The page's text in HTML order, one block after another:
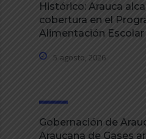
Histórico: Arauca
cobertura en el
Alimentación Escolar
5 agosto, 2026
Gobernación de
Araucana de Gases